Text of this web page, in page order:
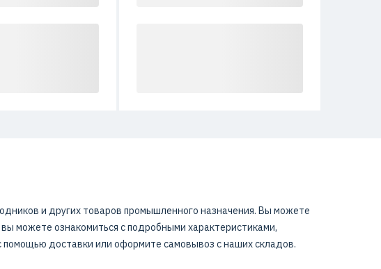
и других товаров промышленного назначения. Вы можете
можете ознакомиться с подробными характеристиками,
доставки или оформите самовывоз с наших складов.